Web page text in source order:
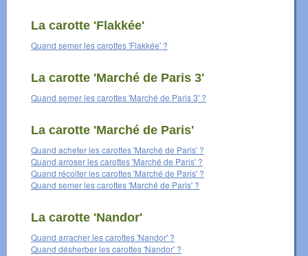
La carotte 'Flakkée'
Quand semer les carottes 'Flakkée' ?
La carotte 'Marché de Paris 3'
Quand semer les carottes 'Marché de Paris 3' ?
La carotte 'Marché de Paris'
Quand acheter les carottes 'Marché de Paris' ?
Quand arroser les carottes 'Marché de Paris' ?
Quand récolter les carottes 'Marché de Paris' ?
Quand semer les carottes 'Marché de Paris' ?
La carotte 'Nandor'
Quand arracher les carottes 'Nandor' ?
Quand désherber les carottes 'Nandor' ?